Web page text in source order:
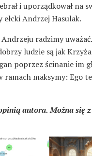
i uporządkował na
ełcki Andrzej Hasulak.
Andrzeju radzimy
ludzie są jak
poprzez ścinanie im
ramach maksymy: Ego
autora. Można się z